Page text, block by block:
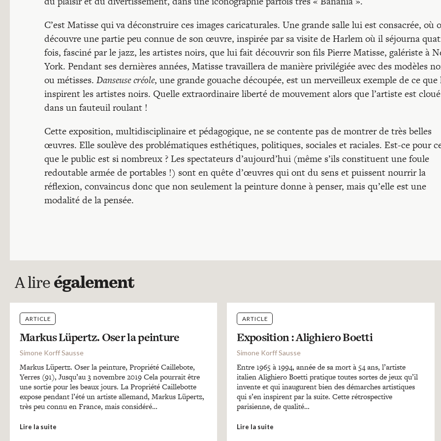
C’est Matisse qui va déconstruire ces images caricaturales. Une grande salle lui est consacrée, où
découvre une partie peu connue de son œuvre, inspirée par sa visite de Harlem où il séjourna
fois, fasciné par le jazz, les artistes noirs, que lui fait découvrir son fils Pierre Matisse, galériste à
York. Pendant ses dernières années, Matisse travaillera de manière privilégiée avec des modèles
ou métisses. Danseuse créole, une grande gouache découpée, est un merveilleux exemple de ce
inspirent les artistes noirs. Quelle extraordinaire liberté de mouvement alors que l’artiste est cloué
dans un fauteuil roulant !
Cette exposition, multidisciplinaire et pédagogique, ne se contente pas de montrer de très belles
œuvres. Elle soulève des problématiques esthétiques, politiques, sociales et raciales. Est-ce pour
que le public est si nombreux ? Les spectateurs d’aujourd’hui (même s’ils constituent une foule
redoutable armée de portables !) sont en quête d’œuvres qui ont du sens et puissent nourrir la
réflexion, convaincus donc que non seulement la peinture donne à penser, mais qu’elle est une
modalité de la pensée.
A lire également
ARTICLE
Markus Lüpertz. Oser la peinture
Simone Korff Sausse
Markus Lüpertz. Oser la peinture, Propriété Caillebote,
Yerres (91), Jusqu’au 3 novembre 2019 Cela pourrait être
une sortie pour les beaux jours. La Propriété Caillebotte
expose pendant l’été un artiste allemand, Markus Lüpertz,
très peu connu en France, mais considéré…
Lire la suite
ARTICLE
Exposition : Alighiero Boetti
Simone Korff Sausse
Entre 1965 à 1994, année de sa mort à 54 ans, l’artiste
italien Alighiero Boetti pratique toutes sortes de jeux qu’il
invente et qui inaugurent bien des démarches artistiques
qui s’en inspirent par la suite. Cette rétrospective
parisienne, de qualité…
Lire la suite